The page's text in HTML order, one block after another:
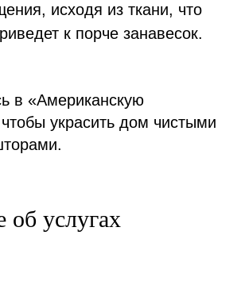
исходя из ткани, что
к порче занавесок.
в «Американскую
украсить дом чистыми
об услугах